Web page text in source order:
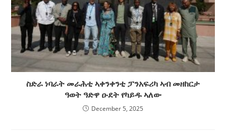
ስድራ ነባራት መራሕቲ ኣቀንቀንቲ ፓንአፍሪካ ኣብ መዘከርታ
ዓወት ዓድዋ ዑደት የካይዱ ኣለው
December 5, 2025